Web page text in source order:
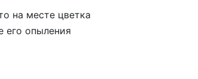
на месте цветка
его опыления